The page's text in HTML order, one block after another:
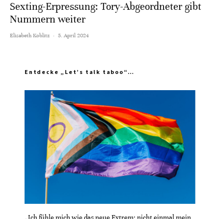
Sexting-Erpressung: Tory-Abgeordneter gibt
Nummern weiter
Elisabeth Koblitz · 5. April 2024
Entdecke „Let’s talk taboo“…